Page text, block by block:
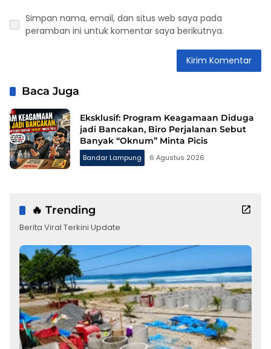
Simpan nama, email, dan situs web saya pada
peramban ini untuk komentar saya berikutnya.
Baca Juga
Eksklusif: Program Keagamaan Diduga
jadi Bancakan, Biro Perjalanan Sebut
Banyak “Oknum” Minta Picis
Bandar Lampung 6 Agustus 2026
🔥 Trending
Berita Viral Terkini Update